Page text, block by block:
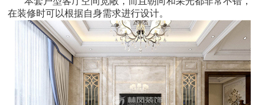
在装修时可以根据自身需求进行设计。